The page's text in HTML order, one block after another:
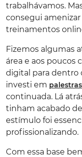
trabalhávamos.
consegui
treinamentos
Fizemos algumas
área e aos poucos
digital para dentro
investi em
continuada. Lá
tinham acabado
estímulo foi
profissionalizando.
Com essa base